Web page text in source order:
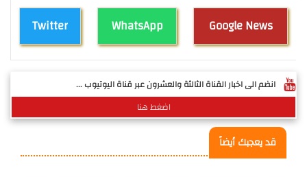
Twitter WhatsApp Google News
انضم الى اخبار القناة الثالثة والعشرون عبر قناة اليوتيوب ...
اضغط هنا
قد يعجبك أيضاً